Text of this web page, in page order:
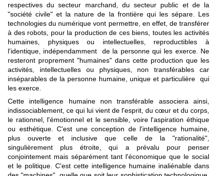
respectives du secteur marchand, du secteur public et de la
"société civile" et la nature de la frontière qui les sépare. Les
technologies du numérique vont permettre, en effet, de transférer
à des robots, pour la production de ces biens, toutes les activités
humaines, physiques ou intellectuelles, reproductibles à
l'identique, indépendamment de la personne qui les exerce. Ne
resteront proprement "humaines" dans cette production que les
activités, intellectuelles ou physiques, non transférables car
inséparables de la personne humaine, unique et particulière qui
les exerce.
Cette intelligence humaine non transférable associera ainsi,
indissociablement, ce qui lui vient de l'esprit, du cœur et du corps,
le rationnel, l'émotionnel et le sensible, voire l'aspiration éthique
ou esthétique. C'est une conception de l'intelligence humaine,
plus ouverte et inclusive que celle de la "rationalité",
singulièrement plus étroite, qui a prévalu pour penser
conjointement mais séparément tant l'économique que le social
et le politique. C'est cette intelligence humaine inaliénable dans